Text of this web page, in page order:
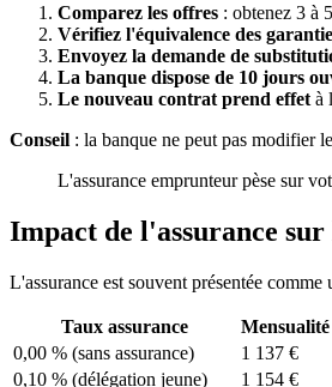
Comparez les offres : obtenez 3 à
Vérifiez l'équivalence des
Envoyez la demande de
La banque dispose de 10 jours
Le nouveau contrat prend effet à
Conseil : la banque ne peut pas modifier
L'assurance emprunteur pèse sur
Impact de l'assurance
L'assurance est souvent présentée
Taux assurance
0,00 % (sans assurance)
1 137 €
0,10 % (délégation jeune)
1 154 €